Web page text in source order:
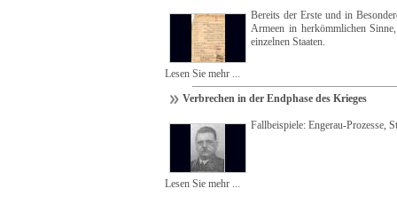
Bereits der Erste und in
Armeen in herkömmlichen
einzelnen Staaten.
Lesen Sie mehr ...
Verbrechen in der Endphase des Krieges
Fallbeispiele: Engerau-Prozesse,
Lesen Sie mehr ...